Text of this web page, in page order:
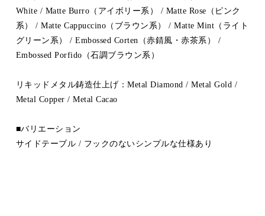
White / Matte Burro（アイボリー系） / Matte Rose（ピンク
系） / Matte Cappuccino（ブラウン系） / Matte Mint（ライト
グリーン系） / Embossed Corten（赤錆風・赤茶系） /
Embossed Porfido（石調ブラウン系）
リキッドメタル鋳造仕上げ：Metal Diamond / Metal Gold /
Metal Copper / Metal Cacao
■バリエーション
サイドテーブル / フックのないシンプルな仕様あり